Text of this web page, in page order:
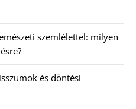
szemlélettel: milyen
és döntési